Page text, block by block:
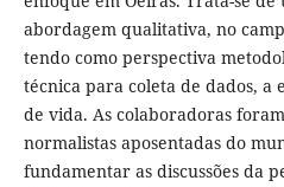
abordagem qualitativa, no
tendo como perspectiva
técnica para coleta de dados,
de vida. As colaboradoras
normalistas aposentadas do
fundamentar as discussões da